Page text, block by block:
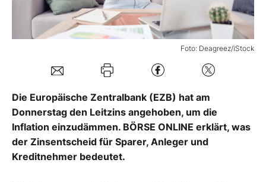
Folgen Sie uns
Kontakt
Foto: Deagreez/iStock
Die Europäische Zentralbank (EZB) hat am
Donnerstag den Leitzins angehoben, um die
Inflation einzudämmen. BÖRSE ONLINE erklärt, was
der Zinsentscheid für Sparer, Anleger und
Kreditnehmer bedeutet.